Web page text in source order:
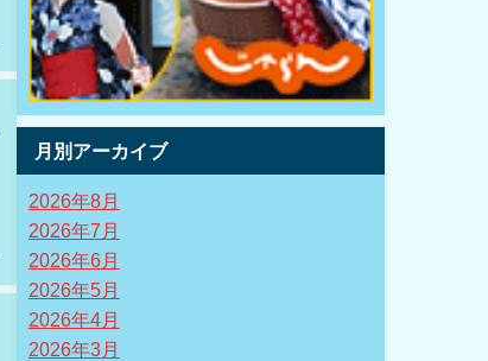
月別アーカイブ
2026年8月
2026年7月
2026年6月
2026年5月
2026年4月
2026年3月